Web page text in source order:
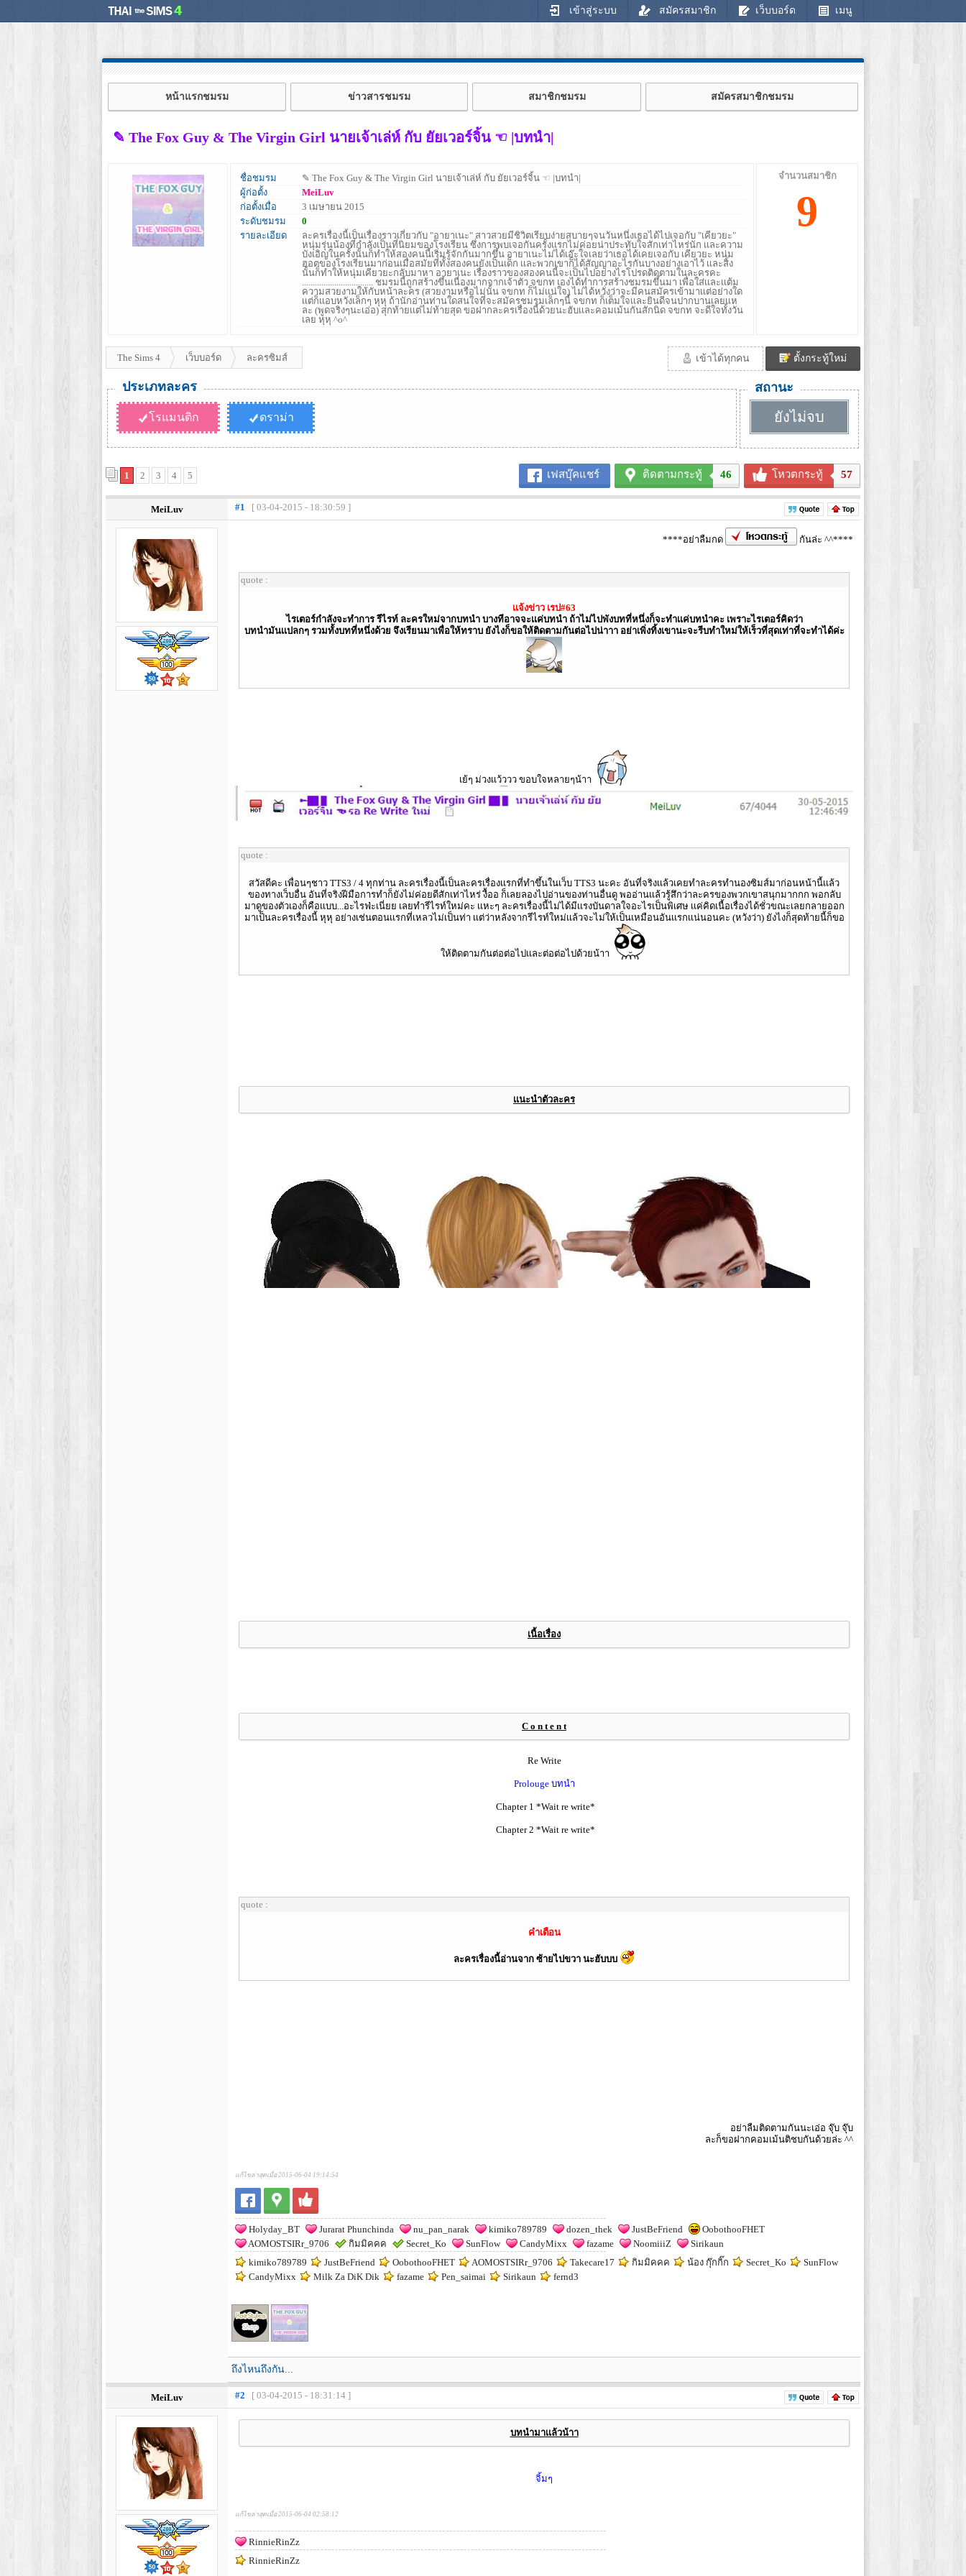
เข้าสู่ระบบ สมัครสมาชิก เว็บบอร์ด เมนู
หน้าแรกชมรม ข่าวสารชมรม สมาชิกชมรม สมัครสมาชิกชมรม
✎ The Fox Guy & The Virgin Girl นายเจ้าเล่ห์ กับ ยัยเวอร์จิ้น ☜ |บทนำ|
ชื่อชมรม
✎ The Fox Guy & The Virgin Girl นายเจ้าเล่ห์ กับ ยัยเวอร์จิ้น ☜ |บทนำ|
ผู้ก่อตั้ง
MeiLuv
ก่อตั้งเมื่อ
3 เมษายน 2015
ระดับชมรม
0
รายละเอียด
ละครเรื่องนี้เป็นเรื่องราวเกี่ยวกับ "อายาเนะ" สาวสวยมีชิวิตเรียบง่ายสบายๆจนวันหนึ่งเธอได้ไปเจอกับ "เคียวยะ"
หนุ่มรุ่นน้องที่กำลังเป็นที่นิยมของโรงเรียน ซึ่งการพบเจอกันครั้งเเรกไม่ค่อยน่าประทับใจสักเท่าไหร่นัก เเละความ
บังเอิญในครั้งนั้นก็ทำให้สองคนนี้เริ่มรู้จักกันมากขึ้น อายาเนะไม่ได้เอ๊ะใจเลยว่าเธอได้เคยเจอกับ เคียวยะ หนุ่ม
ฮอตของโรงเรียนมาก่อนเมื่อสมัยที่ทั้งสองคนยังเป็นเด็ก เเละพวกเขาก็ได้สัญญาอะไรกันบางอย่างเอาไว้ เเละสิ่ง
นั้นก็ทำให้หนุ่มเคียวยะกลับมาหา อายาเนะ เรื่องราวของสองคนนี้จะเป็นไปอย่างไรโปรดติดตามในละครคะ
................................. ชมรมนี้ถูกสร้างขึ้นเนื่องมากจากเจ้าตัว จขกท เองได้ทำการสร้างชมรมขึ้นมา เพื่อใส่เเละเเต้ม
ความสวยงามให้กับหน้าละคร (สวยงามหรือไม่นั้น จขกท ก็ไม่เเน่ใจ) ไม่ได้หวั่งว่าจะมีคนสมัครเข้ามาเเต่อย่างใด
เเต่ก็เเอบหวังเล็กๆ หุหุ ถ้านักอ่านท่านใดสนใจที่จะสมัครชมรมเล็กๆนี้ จขกท ก็เต็มใจเเละยินดีจนปากบานเลยเเห
ละ (พูดจริงๆนะเอ่อ) สุกท้ายเเต่ไม่ท้ายสุด ขอฝากละครเรื่องนี้ด้วยนะฮับเเละคอมเม้นกันสักนิด จขกท จะดีใจทั้งวัน
เลย หุหุ ^o^
จำนวนสมาชิก
9
The Sims 4 เว็บบอร์ด ละครซิมส์ เข้าได้ทุกคน ตั้งกระทู้ใหม่
ประเภทละคร
โรแมนติก ดราม่า
สถานะ
ยังไม่จบ
เฟสบุ๊คแชร์ ติดตามกระทู้ 46 โหวตกระทู้ 57
1 2 3 4 5
MeiLuv #1 [ 03-04-2015 - 18:30:59 ]
****อย่าลืมกด กันล่ะ ^^****
quote :
เเจ้งข่าว เรป#63
ไรเตอร์กำลังจะทำการ รีไรท์ ละครใหม่จากบทนำ บางทีอาจจะเเค่บทนำ ถ้าไม่ไปพังบทที่หนึ่งก็จะทำเเค่บทนำคะ เพราะไรเตอร์คิดว่า
บทนำมันเเปลกๆ รวมทั้งบทที่หนึ่งด้วย จึงเรียนมาเพื่อให้ทราบ ยังไงก็ขอให้ติดตามกันต่อไปน่าาา อย่าเพิ่งทิ้งเขานะจะรีบทำใหม่ให้เร็วที่สุดเท่าที่จะทำได้ค่ะ
เย้ๆ ม่วงเเว้ววว ขอบใจหลายๆน้าา
quote :
สวัสดีคะ เพื่อนๆชาว TTS3 / 4 ทุกท่าน ละครเรื่องนี้เป็นละครเรื่องเเรกที่ทำขึ้นในเว็บ TTS3 นะคะ อันที่จริงเเล้วเคยทำละครทำนองซิมส์มาก่อนหน้านี้เเล้ว
ของทางเว็บอื่น อันที่จริงฝีมือการทำก็ยังไม่ค่อยดีสักเท่าไหร่ งื้ออ ก็เลยลองไปอ่านของท่านอื่นดู พออ่านเเล้วรู้สึกว่าละครของพวกเขาสนุกมากกก พอกลับ
มาดูของตัวเองก็คือเเบบ...อะไรฟ่ะเนี่ยย เลยทำรีไรท์ใหม่คะ เเหะๆ ละครเรื่องนี้ไม่ได้มีเเรงบันดาลใจอะไรเป็นพิเศษ เเค่คิดเนื้อเรื่องได้ชั่วขณะเลยกลายออก
มาเป็นละครเรื่องนี้ หุหุ อย่างเช่นตอนเเรกที่เหลวไม่เป็นท่า เเต่ว่าหลังจากรีไรท์ใหม่เเล้วจะไม่ให้เป็นเหมือนอันเเรกเเน่นอนคะ (หวังว่า) ยังไงก็สุดท้ายนี้ก็ขอ
ให้ติดตามกันต่อต่อไปเเละต่อต่อไปด้วยน้าา
เเนะนำตัวละคร
เนื้อเรื่อง
C o n t e n t
Re Write
Prolouge บทนำ
Chapter 1 *Wait re write*
Chapter 2 *Wait re write*
quote :
คำเตือน
ละครเรื่องนี้อ่านจาก ซ้ายไปขวา นะฮับบบ
อย่าลืมติดตามกันนะเอ่อ จุ๊บ จุ๊บ
ละก็ขอฝากคอมเม้นติชบกันด้วยล่ะ ^^
แก้ไขล่าสุดเมื่อ 2015-06-04 19:14:54
Holyday_BT Jurarat Phunchinda nu_pan_narak kimiko789789 dozen_thek JustBeFriend
OobothooFHET
AOMOSTSIRr_9706
กิมมิคคค Secret_Ko SunFlow CandyMixx fazame NoomiiiZ
Sirikaun
kimiko789789
JustBeFriend OobothooFHET AOMOSTSIRr_9706 Takecare17 กิมมิคคค น้อง กุ๊กกิ๊ก Secret_Ko
SunFlow
CandyMixx
Milk Za DiK Dik fazame Pen_saimai Sirikaun fernd3
ถึงไหนถึงกัน...
MeiLuv #2 [ 03-04-2015 - 18:31:14 ]
บทนำมาเเล้วน้าา
จิ้มๆ
แก้ไขล่าสุดเมื่อ 2015-06-04 02:58:12
RinnieRinZz
RinnieRinZz